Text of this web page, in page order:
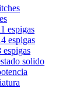
espigas
espigas
espigas
solido